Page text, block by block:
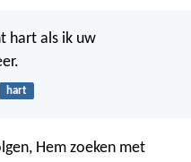
hart als ik uw
hart
Hem zoeken met